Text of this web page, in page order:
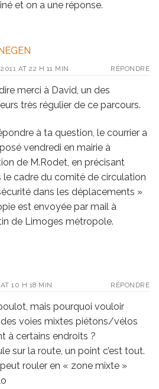
et on a une réponse.
AT 22 H 11 MIN RÉPONDRE
merci à David, un des
très régulier de ce parcours.
à ta question, le courrier a
vendredi en mairie à
de M.Rodet, en précisant
le cadre du comité de circulation
dans les déplacements »
est envoyée par mail à
de Limoges métropole.
10 H 18 MIN RÉPONDRE
mais pourquoi vouloir
voies mixtes piétons/vélos
à certains endroits ?
sur la route, un point c’est tout.
rouler en « zone mixte »